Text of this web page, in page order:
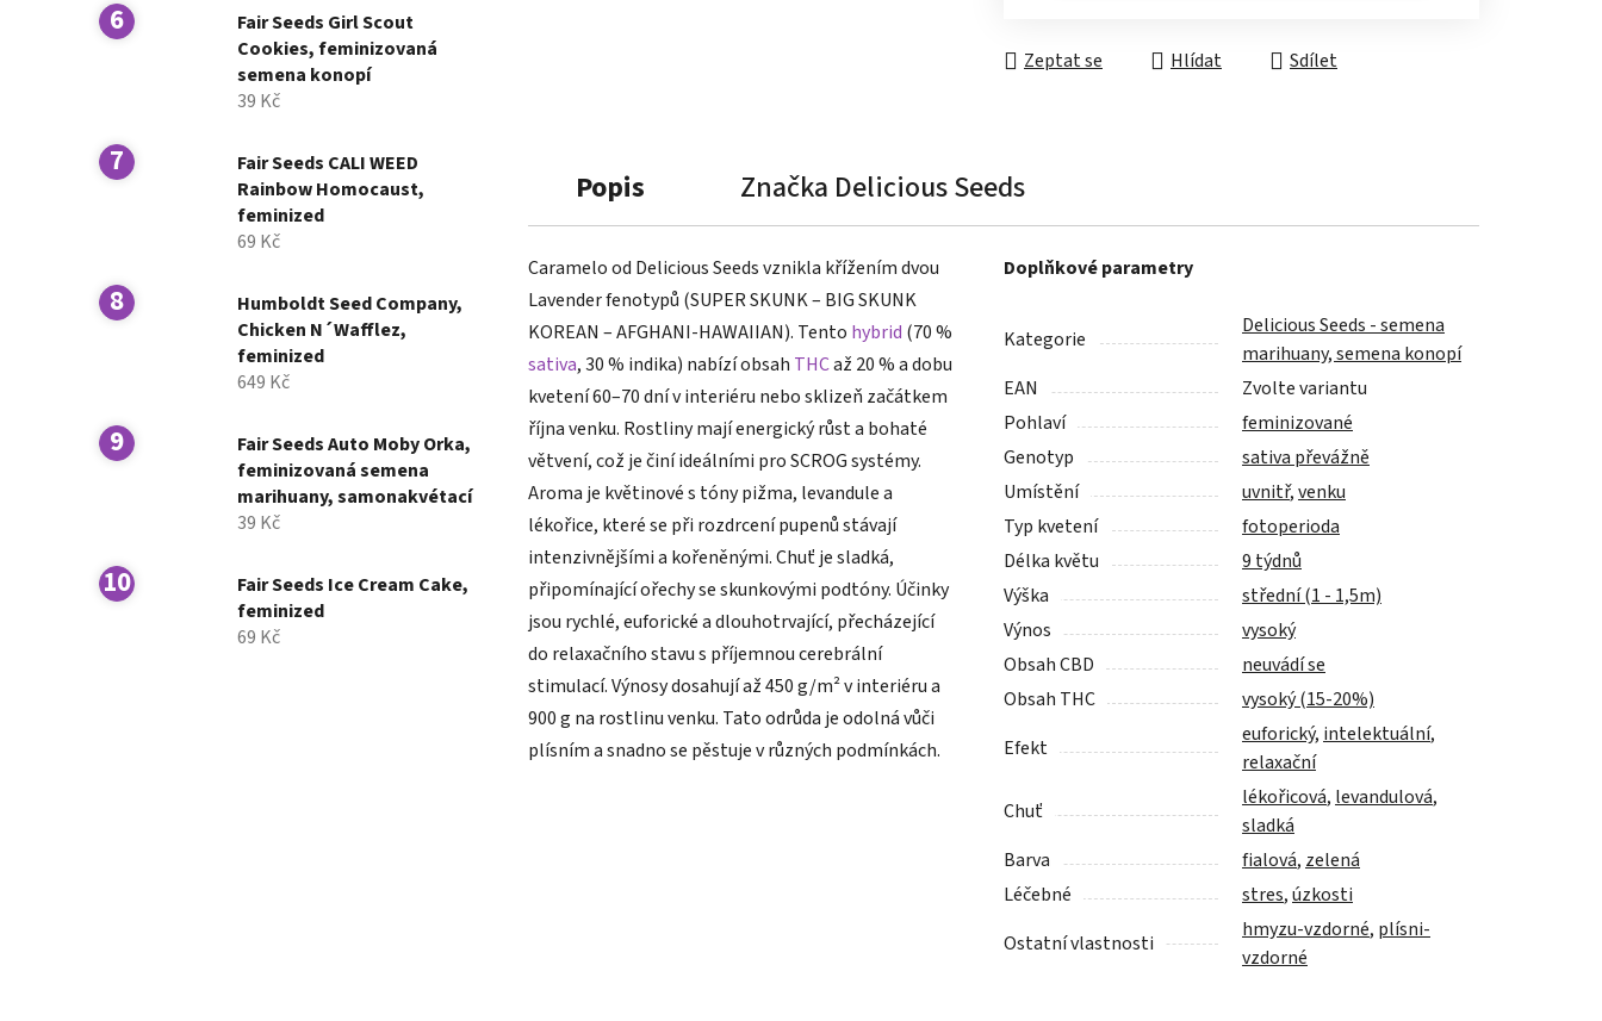
Fair Seeds Girl Scout
Cookies, feminizovaná
semena konopí
39 Kč
Fair Seeds CALI WEED
Rainbow Homocaust,
feminized
69 Kč
Humboldt Seed Company,
Chicken N´Wafflez,
feminized
649 Kč
Fair Seeds Auto Moby Orka,
feminizovaná semena
marihuany, samonakvétací
39 Kč
Fair Seeds Ice Cream Cake,
feminized
69 Kč
Zeptat se Hlídat Sdílet
Popis Značka Delicious Seeds
Caramelo od Delicious Seeds vznikla křížením dvou
Lavender fenotypů (SUPER SKUNK – BIG SKUNK
KOREAN – AFGHANI-HAWAIIAN). Tento hybrid (70 %
sativa, 30 % indika) nabízí obsah THCaž 20 % a dobu
kvetení 60–70 dní v interiéru nebo sklizeň začátkem
října venku. Rostliny mají energický růst a bohaté
větvení, což je činí ideálními pro SCROG systémy.
Aroma je květinové s tóny pižma, levandule a
lékořice, které se při rozdrcení pupenů stávají
intenzivnějšími a kořeněnými. Chuť je sladká,
připomínající ořechy se skunkovými podtóny. Účinky
jsou rychlé, euforické a dlouhotrvající, přecházející
do relaxačního stavu s příjemnou cerebrální
stimulací. Výnosy dosahují až 450 g/m² v interiéru a
900 g na rostlinu venku. Tato odrůda je odolná vůči
plísním a snadno se pěstuje v různých podmínkách.
Doplňkové parametry
Kategorie
Delicious Seeds - semena
marihuany, semena konopí
EAN
Zvolte variantu
Pohlaví
feminizované
Genotyp
sativa převážně
Umístění
uvnitř,venku
Typ kvetení
fotoperioda
Délka květu
9 týdnů
Výška
střední (1 - 1,5m)
Výnos
vysoký
Obsah CBD
neuvádí se
Obsah THC
vysoký (15-20%)
Efekt
euforický, intelektuální,
relaxační
Chuť
lékořicová, levandulová,
sladká
Barva
fialová, zelená
Léčebné
stres,úzkosti
Ostatní vlastnosti
hmyzu-vzdorné, plísni-
vzdorné